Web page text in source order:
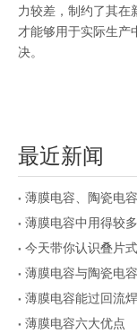
力较差，制约了其在
才能够用于实际生产
决。
最近新闻
薄膜电容、陶瓷电
薄膜电容中用得较
今天带你认识叠片
薄膜电容与陶瓷电
薄膜电容能过回流
薄膜电容六大优点